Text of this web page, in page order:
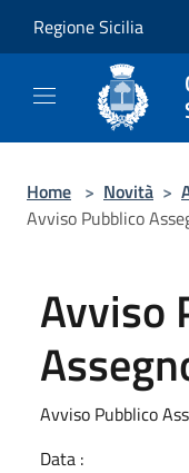
Regione Sicilia
Home > Novità >
Avviso Pubblico
Avviso
Avviso Pubblico
Data :